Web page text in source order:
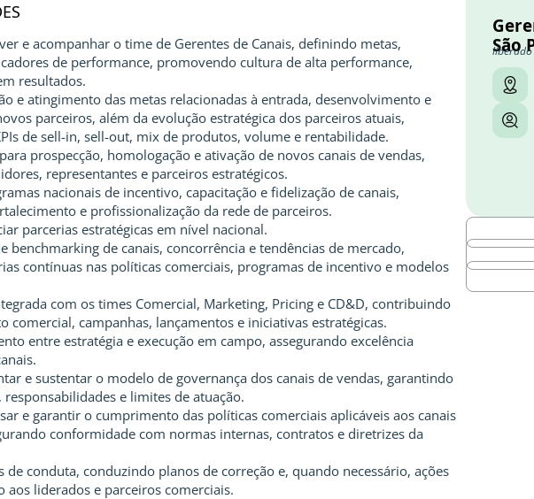
e acompanhar o time de Gerentes de Canais, definindo metas,
de performance, promovendo cultura de alta performance,
resultados.
e atingimento das metas relacionadas à entrada, desenvolvimento e
parceiros, além da evolução estratégica dos parceiros atuais,
de sell-in, sell-out, mix de produtos, volume e rentabilidade.
prospecção, homologação e ativação de novos canais de vendas,
representantes e parceiros estratégicos.
nacionais de incentivo, capacitação e fidelização de canais,
e profissionalização da rede de parceiros.
parcerias estratégicas em nível nacional.
benchmarking de canais, concorrência e tendências de mercado,
contínuas nas políticas comerciais, programas de incentivo e modelos
com os times Comercial, Marketing, Pricing e CD&D, contribuindo
comercial, campanhas, lançamentos e iniciativas estratégicas.
entre estratégia e execução em campo, assegurando excelência
e sustentar o modelo de governança dos canais de vendas, garantindo
responsabilidades e limites de atuação.
e garantir o cumprimento das políticas comerciais aplicáveis aos canais
conformidade com normas internas, contratos e diretrizes da
de conduta, conduzindo planos de correção e, quando necessário, ações
aos liderados e parceiros comerciais.
São
liberado